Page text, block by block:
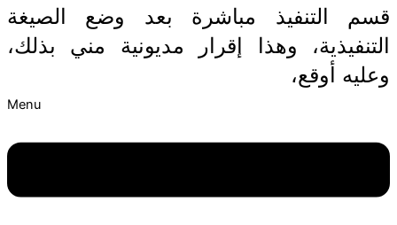
قسم التنفيذ مباشرة بعد وضع الصيغة
التنفيذية، وهذا إقرار مديونية مني بذلك،
وعليه أوقع،
Menu